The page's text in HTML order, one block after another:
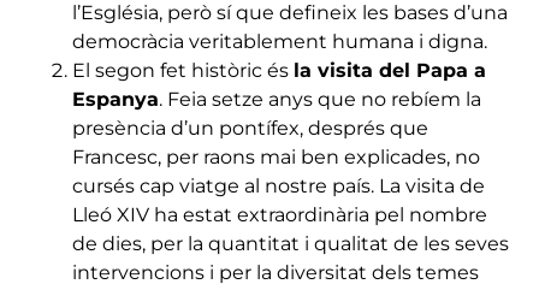
l’Església, però sí que defineix les bases d’una
democràcia veritablement humana i digna.
El segon fet històric és la visita del Papa a
Espanya. Feia setze anys que no rebíem la
presència d’un pontífex, després que
Francesc, per raons mai ben explicades, no
cursés cap viatge al nostre país. La visita de
Lleó XIV ha estat extraordinària pel nombre
de dies, per la quantitat i qualitat de les seves
intervencions i per la diversitat dels temes